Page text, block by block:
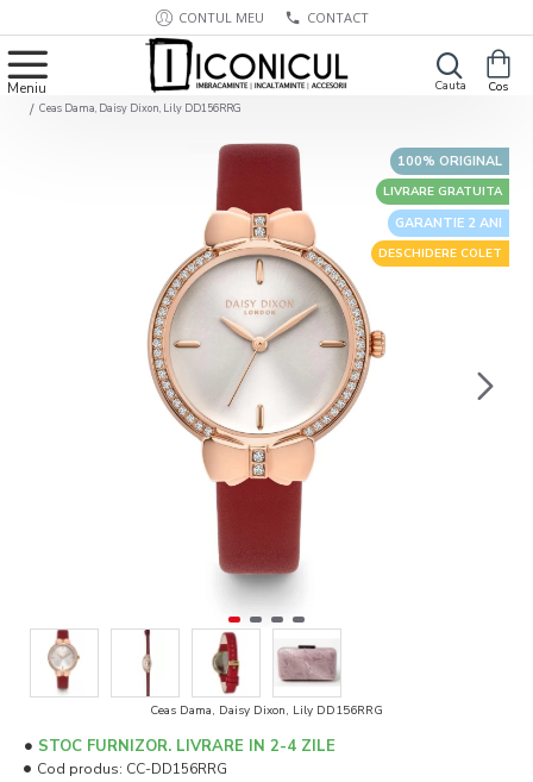
CONTUL MEU CONTACT
Ceas Dama, Daisy Dixon, Lily DD156RRG
GARANTIE 2 ANI
100% ORIGINAL
LIVRARE GRATUITA
DESCHIDERE COLET
Ceas Dama, Daisy Dixon, Lily DD156RRG
STOC FURNIZOR. LIVRARE IN 2-4 ZILE
Cod produs: CC-DD156RRG